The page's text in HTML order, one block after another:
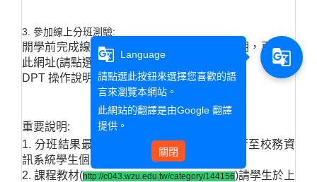
3. 參加線上分班測驗:
開學前完成線上測驗:請先看完 DPT 操作說明，再進入
此網址(請點選網址: 尚未開放)
DPT 操作說明：(待公告)
重要說明:
1. 分班結果最遲將於開學前一日公告(請自行至校務資
訊系統學生個人課表確認)。
2. 課程教材(http://c043.wzu.edu.tw/category/144156)請學生於上
g_translate
Language
請點選此按鈕來選擇您喜歡的語
言來瀏覽本網站。
此網站的翻譯是由Google 翻譯
提供。
關閉
g_translate